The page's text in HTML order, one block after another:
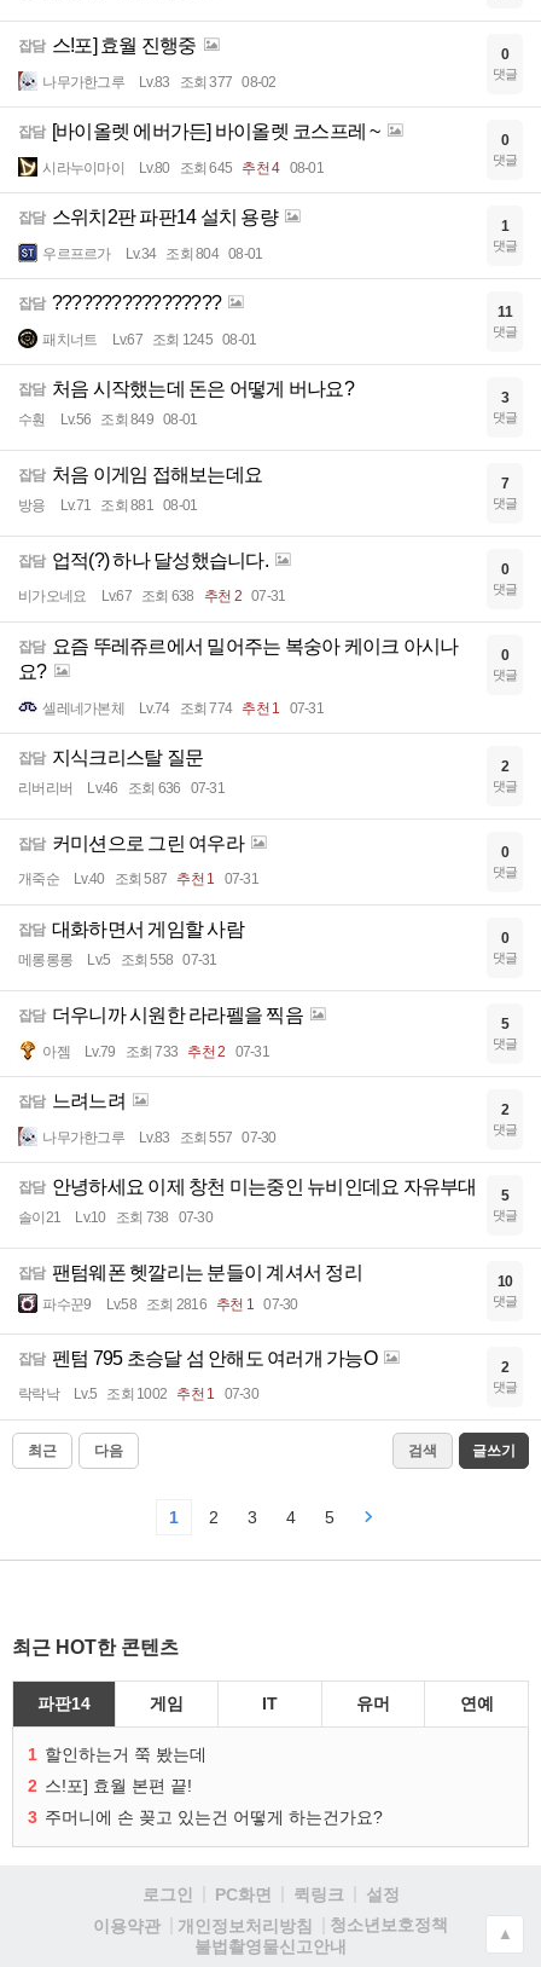
잡담 스!포] 효월 진행중
나무가한그루 Lv.83 조회 377 08-02
0
댓글
잡담 [바이올렛 에버가든] 바이올렛 코스프레 ~
시라누이마이 Lv.80 조회 645 추천 4 08-01
0
댓글
잡담 스위치2판 파판14 설치 용량
우르프르가 Lv.34 조회 804 08-01
1
댓글
잡담 ?????????????????
패치너트 Lv.67 조회 1245 08-01
11
댓글
잡담 처음 시작했는데 돈은 어떻게 버나요?
수훤 Lv.56 조회 849 08-01
3
댓글
잡담 처음 이게임 접해보는데요
방용 Lv.71 조회 881 08-01
7
댓글
잡담 업적(?) 하나 달성했습니다.
비가오네요 Lv.67 조회 638 추천 2 07-31
0
댓글
잡담 요즘 뚜레쥬르에서 밀어주는 복숭아 케이크 아시나
요?
셀레네가본체 Lv.74 조회 774 추천 1 07-31
0
댓글
잡담 지식크리스탈 질문
리버리버 Lv.46 조회 636 07-31
2
댓글
잡담 커미션으로 그린 여우라
개죽순 Lv.40 조회 587 추천 1 07-31
0
댓글
잡담 대화하면서 게임할 사람
메롱롱롱 Lv.5 조회 558 07-31
0
댓글
잡담 더우니까 시원한 라라펠을 찍음
아젬 Lv.79 조회 733 추천 2 07-31
5
댓글
잡담 느려느려
나무가한그루 Lv.83 조회 557 07-30
2
댓글
잡담 안녕하세요 이제 창천 미는중인 뉴비인데요 자유부대
솔이21 Lv.10 조회 738 07-30
5
댓글
잡담 팬텀웨폰 헷깔리는 분들이 계셔서 정리
파수꾼9 Lv.58 조회 2816 추천 1 07-30
10
댓글
잡담 펜텀 795 초승달 섬 안해도 여러개 가능O
락락낙 Lv.5 조회 1002 추천 1 07-30
2
댓글
최근 다음 검색 글쓰기
1 2 3 4 5
최근 HOT한 콘텐츠
파판14 게임 IT 유머 연예
1 할인하는거 쭉 봤는데
2 스!포] 효월 본편 끝!
3 주머니에 손 꽂고 있는건 어떻게 하는건가요?
로그인 PC화면 퀵링크
설정
이용약관
개인정보처리방침
청소년보호정책
불법촬영물신고안내
▲